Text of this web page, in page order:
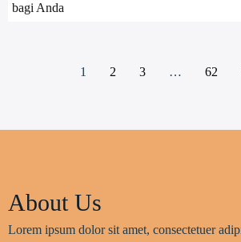
bagi Anda
1 2 3 … 62
About Us
Lorem ipsum dolor sit amet, consectetuer